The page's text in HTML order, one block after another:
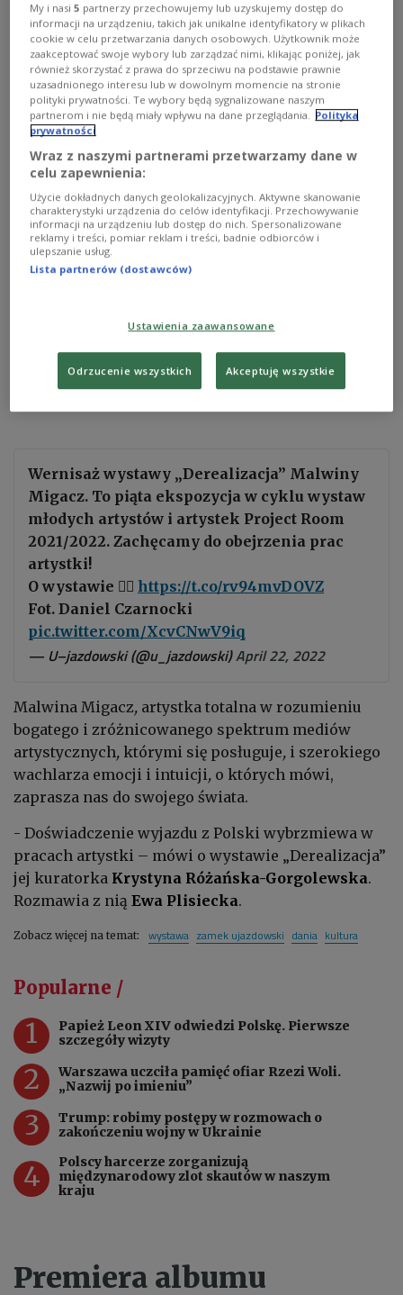
Zdjęcie ilustracyjne Materiały prasowe
Derealizacja jest stanem psychicznym,w którym
odczuwane jest wrażenie funkcjonowania
w nierealnym świecie.Dawno nie było czasów tak
formą obrony przed nadmierną ilością bodźców
Wydaje się,że dzisiaj,w czasach burzliwych,
to raczej kusząco niż niebezpiecznie.
Wernisaż wystawy „Derealizacja” Malwiny
Migacz. To piąta ekspozycja w cyklu wystaw
młodych artystów i artystek Project Room
2021/2022. Zachęcamy do obejrzenia prac
artystki!
O wystawie 👉🏻 https://t.co/rv94mvDOVZ
Fot. Daniel Czarnocki
pic.twitter.com/XcvCNwV9iq
— U–jazdowski (@u_jazdowski)April 22, 2022
Malwina Migacz, artystka totalna w rozumieniu
bogatego i zróżnicowanego spektrum mediów
artystycznych, którymi się posługuje, i szerokiego
wachlarza emocji i intuicji, o których mówi,
zaprasza nas do swojego świata.
- Doświadczenie wyjazdu z Polski wybrzmiewa w
pracach artystki – mówi o wystawie „Derealizacja”
jej kuratorka Krystyna Różańska-Gorgolewska.
Rozmawia z nią Ewa Plisiecka.
Zobacz więcej na temat: wystawa zamek ujazdowski dania kultura
Popularne /
1
Papież Leon XIV odwiedzi Polskę. Pierwsze
szczegóły wizyty
2
Warszawa uczciła pamięć ofiar Rzezi Woli.
„Nazwij po imieniu”
3
Trump: robimy postępy w rozmowach o
zakończeniu wojny w Ukrainie
4
Polscy harcerze zorganizują
międzynarodowy zlot skautów w naszym
kraju
Premiera albumu
My i nasi5 partnerzy przechowujemy lub uzyskujemy dostęp do
informacji na urządzeniu, takich jak unikalne identyfikatory w plikach
cookie w celu przetwarzania danych osobowych. Użytkownik może
zaakceptować swoje wybory lub zarządzać nimi, klikając poniżej, jak
również skorzystać z prawa do sprzeciwu na podstawie prawnie
uzasadnionego interesu lub w dowolnym momencie na stronie
polityki prywatności. Te wybory będą sygnalizowane naszym
partnerom i nie będą miały wpływu na dane przeglądania. Polityka
prywatności
Wraz z naszymi partnerami przetwarzamy dane w
celu zapewnienia:
Użycie dokładnych danych geolokalizacyjnych. Aktywne skanowanie
charakterystyki urządzenia do celów identyfikacji. Przechowywanie
informacji na urządzeniu lub dostęp do nich. Spersonalizowane
reklamy i treści, pomiar reklam i treści, badnie odbiorców i
ulepszanie usług.
Lista partnerów (dostawców)
Ustawienia zaawansowane
Odrzucenie wszystkich Akceptuję wszystkie